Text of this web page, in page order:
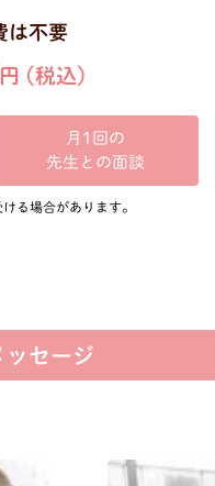
は不要
円 (税込)
月1回の
先生との面談
る場合があります。
ッセージ